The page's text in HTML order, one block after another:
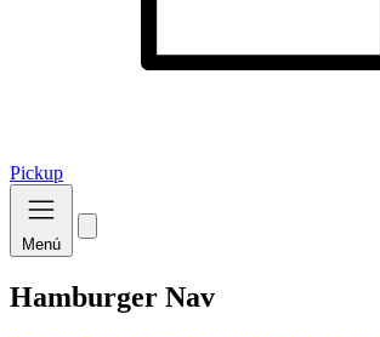
Pickup
Menú
Hamburger Nav